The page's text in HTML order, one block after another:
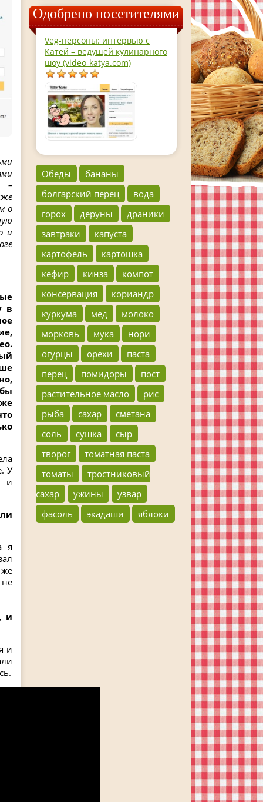
–
о
и
в
У
и
я
же
и
и
Одобрено посетителями
Veg-персоны: интервью с
Катей – ведущей кулинарного
шоу (video-katya.com)
Обеды
бананы
болгарский перец
вода
горох
деруны
драники
завтраки
капуста
картофель
картошка
кефир
кинза
компот
консервация
кориандр
куркума
мед
молоко
морковь
мука
нори
огурцы
орехи
паста
перец
помидоры
пост
растительное масло
рис
рыба
сахар
сметана
соль
сушка
сыр
творог
томатная паста
томаты
тростниковый
сахар
ужины
узвар
фасоль
экадаши яблоки